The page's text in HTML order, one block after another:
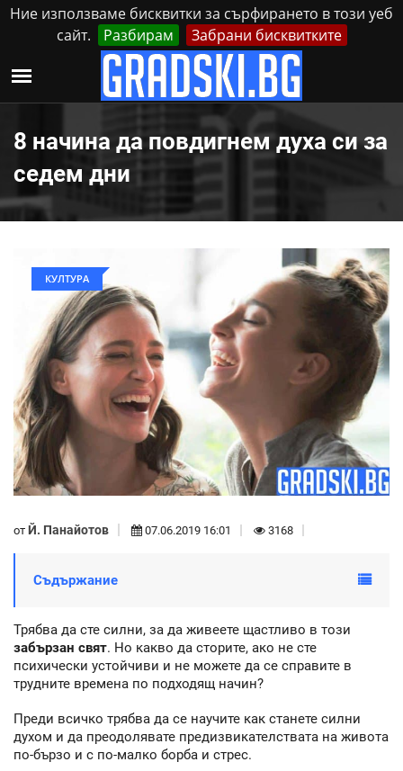
Ние използваме бисквитки за сърфирането в този уеб
сайт.
Разбирам Забрани бисквитките
Понеделник, 10 Август, 2026 Реклама
8 начина да повдигнем духа си за
седем дни
КУЛТУРА
от Й. Панайотов 07.06.2019 16:01 3168
Съдържание
Трябва да сте силни, за да живеете щастливо в този
забързан свят. Но какво да сторите, ако не сте
психически устойчиви и не можете да се справите в
трудните времена по подходящ начин?
Преди всичко трябва да се научите как станете силни
духом и да преодолявате предизвикателствата на живота
по-бързо и с по-малко борба и стрес.